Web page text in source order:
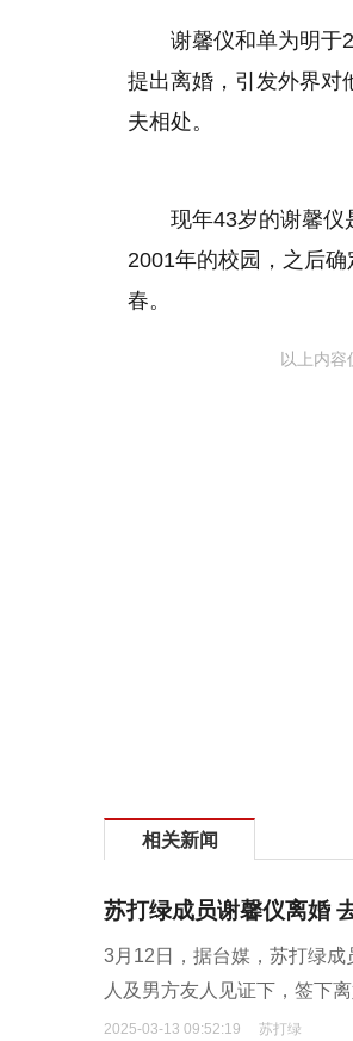
谢馨仪和单为明于
提出离婚，引发外界对
夫相处。
现年43岁的谢馨仪
2001年的校园，之后
春。
以上内
相关新闻
苏打绿成员谢馨仪离婚
3月12日，据台媒，苏打绿
人及男方友人见证下，签下
2025-03-13 09:52:19 苏打绿